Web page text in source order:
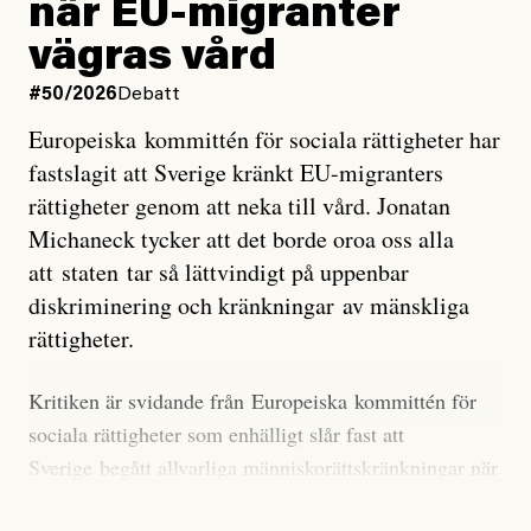
Stilla havet blir ovanligt varmt. Det påverkar vädret
över stora delar av världen och under
forskare allt oftare varnat för att den här El Niñon
Det verkar vara en underdrift, menar nu Zeke
Hausfather.
”Det ser ut som att årets El Niño inte bara med stor
sannolikhet kommer att bli den starkaste sedan
tillförlitliga mätningar inleddes – den kan till och med
marginal”, skriver han.
Styrkan i El Niño går att förutspå genom att mäta
när EU-migranter
vägras vård
#50/2026 Debatt
Europeiska kommittén för sociala rättigheter har
fastslagit att Sverige kränkt EU-migranters
rättigheter genom att neka till vård. Jonatan
Michaneck tycker att det borde oroa oss alla
att staten tar så lättvindigt på uppenbar
diskriminering och kränkningar av mänskliga
rättigheter.
Kritiken är svidande från Europeiska kommittén för
sociala rättigheter som enhälligt slår fast att
Sverige begått allvarliga människorättskränkningar när